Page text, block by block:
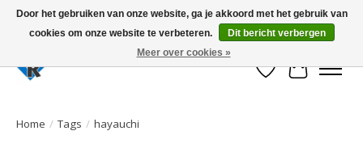
Large selection of products and fast shipping!
Verlanglijst
Home / Tags / hayauchi
Door het gebruiken van onze website, ga je akkoord met het gebruik van
cookies om onze website te verbeteren.
Dit bericht verbergen
Meer over cookies »